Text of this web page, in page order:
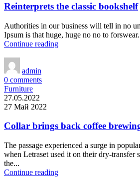
Reinterprets the classic bookshelf
Authorities in our business will tell in no
Ipsum is that huge, huge no no to
Continue reading
admin
0 comments
Furniture
27.05.2022
27 Май 2022
Collar brings back coffee
The passage experienced a surge in
when Letraset used it on their dry-transfer
the...
Continue reading